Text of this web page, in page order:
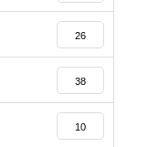
26
38
10